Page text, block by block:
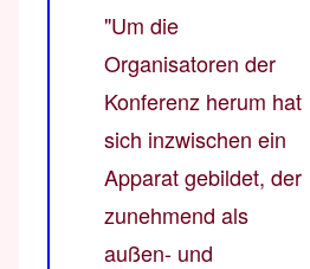
"Um die
Organisatoren der
Konferenz herum hat
sich inzwischen ein
Apparat gebildet, der
zunehmend als
außen- und